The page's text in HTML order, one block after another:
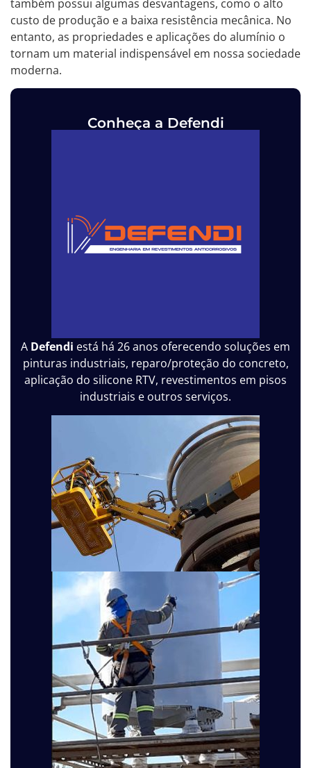
também possui algumas desvantagens, como o alto
custo de produção e a baixa resistência mecânica. No
entanto, as propriedades e aplicações do alumínio o
tornam um material indispensável em nossa sociedade
moderna.
Conheça a Defendi
A Defendi está há 26 anos oferecendo soluções em
pinturas industriais, reparo/proteção do concreto,
aplicação do silicone RTV, revestimentos em pisos
industriais e outros serviços.